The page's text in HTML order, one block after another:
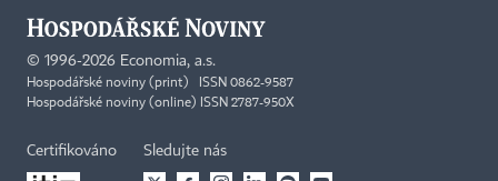
© 1996-2026 Economia, a.s.
Hospodářské noviny (print) ISSN 0862-9587
Hospodářské noviny (online) ISSN 2787-950X
Certifikováno Sledujte nás